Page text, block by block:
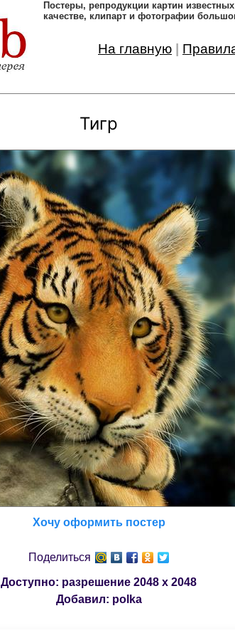
Постеры, pепродукции картин
качестве, клипарт и фотографии
На главную
Тигр
Хочу оформить постер
Поделиться
Доступно: разрешение 2048 x 2048
Добавил: polka